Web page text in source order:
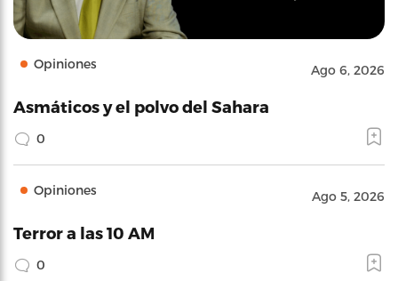
Opiniones Ago 6, 2026
Asmáticos y el polvo del Sahara
0
Opiniones Ago 5, 2026
Terror a las 10 AM
0